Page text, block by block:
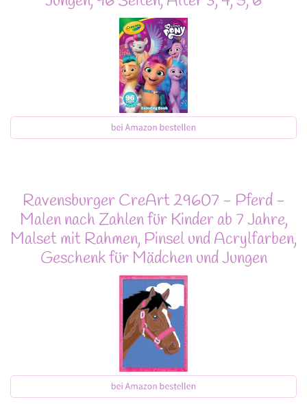
Ravensburger CreArt 29607 - Pferd -
Malen nach Zahlen für Kinder ab 7 Jahre,
Malset mit Rahmen, Pinsel und Acrylfarben,
Geschenk für Mädchen und Jungen